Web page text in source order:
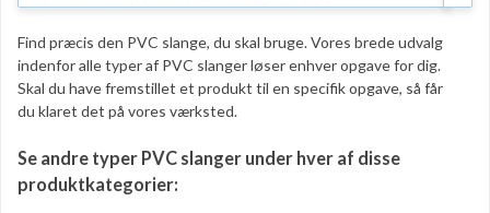
Find præcis den PVC slange, du skal bruge. Vores brede udvalg
indenfor alle typer af PVC slanger løser enhver opgave for dig.
Skal du have fremstillet et produkt til en specifik opgave, så får
du klaret det på vores værksted.
Se andre typer PVC slanger under hver af disse
produktkategorier: